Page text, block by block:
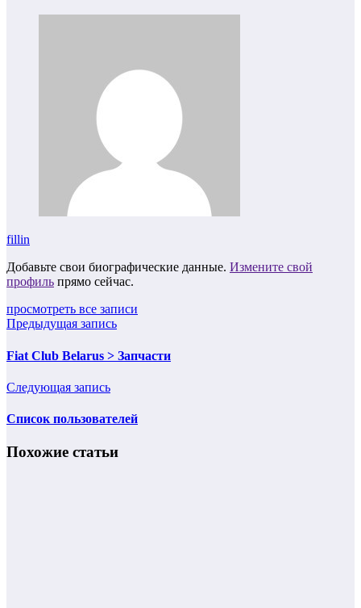
fillin
Добавьте свои биографические данные. Измените свой
профиль прямо сейчас.
просмотреть все записи
Предыдущая запись
Fiat Club Belarus > Запчасти
Следующая запись
Список пользователей
Похожие статьи